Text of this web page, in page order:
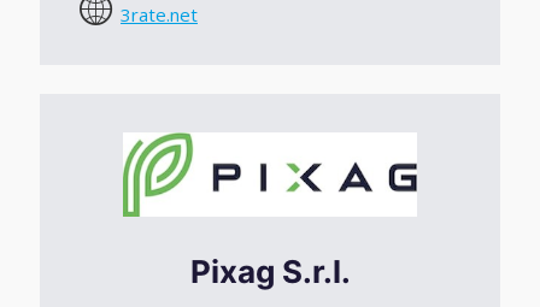
3rate.net
Pixag S.r.l.